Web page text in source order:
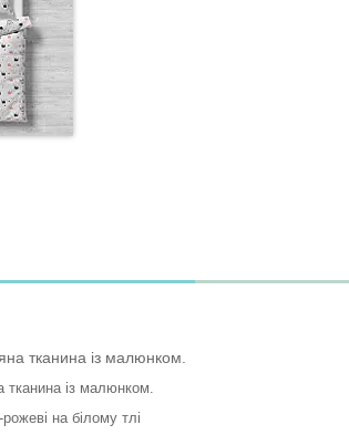
тканина із малюнком.
із малюнком.
на білому тлі